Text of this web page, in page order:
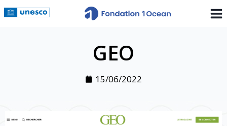
GEO
15/06/2022